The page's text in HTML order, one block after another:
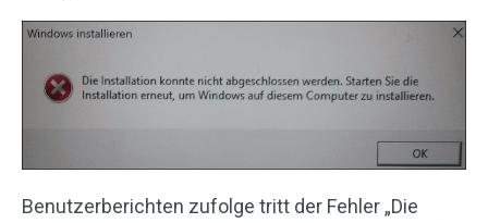
Benutzerberichten zufolge tritt der Fehler „Die